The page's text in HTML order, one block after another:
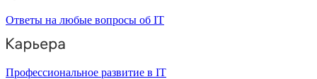
Ответы на любые вопросы об IT
Профессиональное развитие в IT